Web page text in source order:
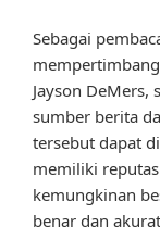
Sebagai
Jayson DeMers,
sumber berita
tersebut dapat
memiliki
kemungkinan
benar dan